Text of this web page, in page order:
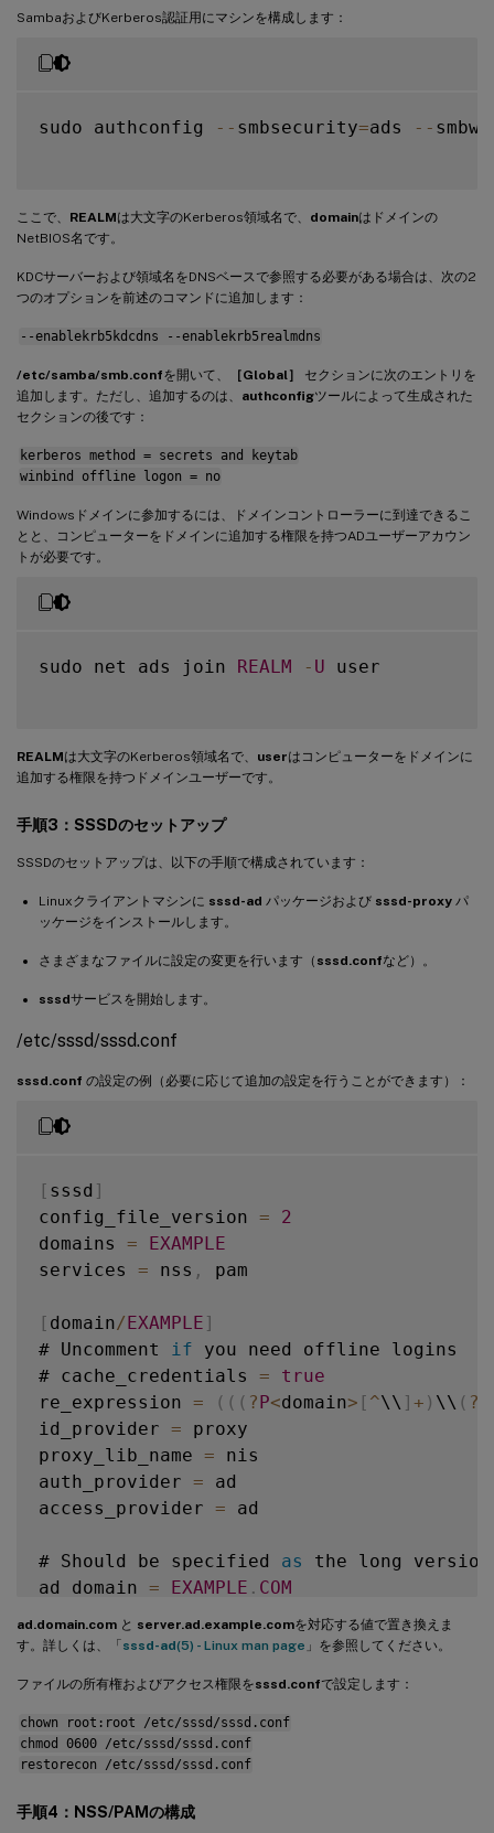
SambaおよびKerberos認証用にマシンを構成します：
sudo authconfig -- smbsecurity=ads --
ここで、 REALMは大文字のKerberos領域名で、 domainはドメインの
NetBIOS名です。
KDCサーバーおよび領域名をDNSベースで参照する必要がある場合は、次の2
つのオプションを前述のコマンドに追加します：
--enablekrb5kdcdns --enablekrb5realmdns
/etc/samba/smb.confを開いて、 ［Global］
セクションに次のエントリを
追加します。ただし、追加するのは、 authconfigツールによって生成された
セクションの後です：
kerberos method = secrets and keytab
winbind offline logon = no
Windowsドメインに参加するには、ドメインコントローラーに到達できるこ
とと、コンピューターをドメインに追加する権限を持つADユーザーアカウン
トが必要です。
sudo net ads join REALM - U user
REALMは大文字のKerberos領域名で、 userはコンピューターをドメインに
追加する権限を持つドメインユーザーです。
手順3：SSSDのセットアップ
SSSDのセットアップは、以下の手順で構成されています：
Linuxクライアントマシンに sssd-ad パッケージおよび sssd-proxy パ
ッケージをインストールします。
さまざまなファイルに設定の変更を行います（ sssd.confなど）。
sssdサービスを開始します。
/etc/sssd/sssd.conf
sssd.conf の設定の例（必要に応じて追加の設定を行うことができます）：
[ sssd ]
config_file_version =
2
domains =
EXAMPLE
services = nss , pam
[ domain/EXAMPLE ]
# Uncomment
if you need offline logins
# cache_credentials =
true
re_expression = ( ( ( ?P<domain> [ ^\\ ] + ) \\ ( ?
id_provider = proxy
proxy_lib_name = nis
auth_provider = ad
access_provider = ad
# Should be specified as
the long
ad_domain = EXAMPLE . COM
# Kerberos settings
krb5_ccname_template = FILE:%d/krb5cc_
# Uncomment if service discovery is not
# ad_server = server
# Comment out if
ad.domain.com と server.ad.example.comを対応する値で置き換えま
す。詳しくは、「sssd-ad(5) - Linux man page 」を参照してください。
ファイルの所有権およびアクセス権限をsssd.confで設定します：
chown root:root /etc/sssd/sssd.conf
chmod 0600 /etc/sssd/sssd.conf
restorecon /etc/sssd/sssd.conf
手順4：NSS/PAMの構成